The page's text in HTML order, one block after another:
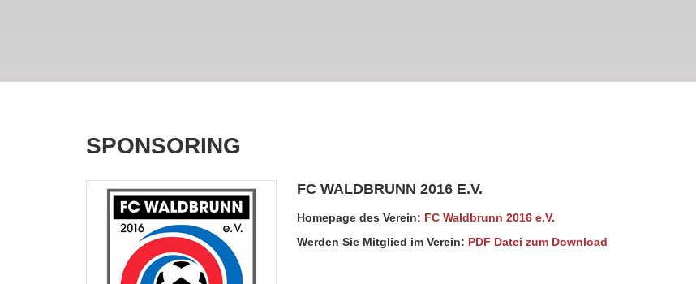
SPONSORING
FC WALDBRUNN 2016 E.V.
Homepage des Verein: FC Waldbrunn 2016 e.V.
Werden Sie Mitglied im Verein: PDF Datei zum Download